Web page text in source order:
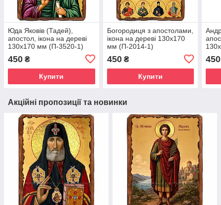
Юда Яковів (Тадей),
апостол, ікона на дереві
130х170 мм (П-3520-1)
450 ₴
Купити
Богородиця з апостолами,
ікона на дереві 130х170
мм (П-2014-1)
450₴
Купити
450
Акційні пропозиції та новинки